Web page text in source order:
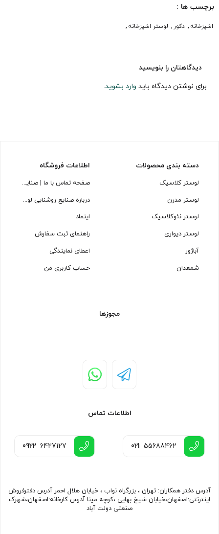
برچسب ها :
اشپزخانه , دکور , لوستر اشپزخانه ,
دیدگاهتان را بنویسید
برای نوشتن دیدگاه باید وارد بشوید.
دسته بندی محصولات
لوستر کلاسیک
لوستر مدرن
لوستر نئوکلاسیک
لوستر دیواری
آباژور
شمعدان
اطلاعات فروشگاه
صفحه تماس با ما | صنایع روشنایی لوسترسازان
درباره صنایع روشنایی لوسترسازان
اینماد
راهنمای ثبت سفارش
اعطای نمایندگی
حساب کاربری من
مجوزها
اطلاعات تماس
021 55688462
0922 6427127
آدرس دفتر همکاران: تهران ، بزرگراه نواب ، خیابان هلال احمر آدرس دفترفروش
اینترنتی:اصفهان،خیابان شیخ بهایی ،کوچه مینا آدرس کارخانه:اصفهان،شهرک
صنعتی دولت آباد